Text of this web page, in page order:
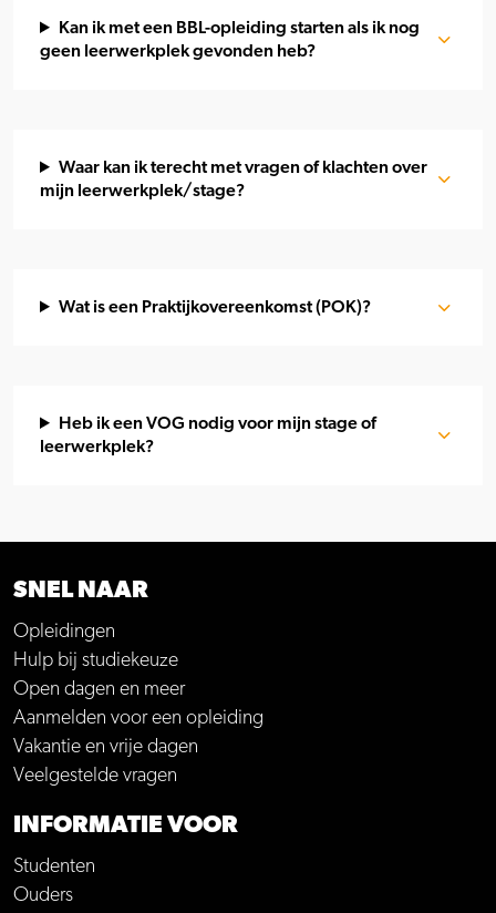
Kan ik met een BBL-opleiding starten als ik nog
geen leerwerkplek gevonden heb?
Waar kan ik terecht met vragen of klachten over
mijn leerwerkplek/stage?
Wat is een Praktijkovereenkomst (POK)?
Heb ik een VOG nodig voor mijn stage of
leerwerkplek?
SNEL NAAR
Opleidingen
Hulp bij studiekeuze
Open dagen en meer
Aanmelden voor een opleiding
Vakantie en vrije dagen
Veelgestelde vragen
INFORMATIE VOOR
Studenten
Ouders